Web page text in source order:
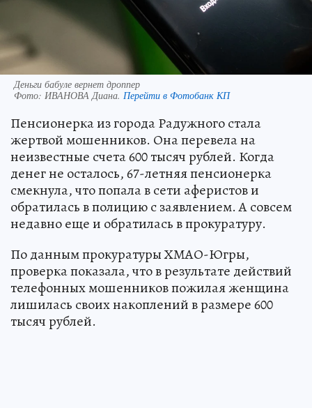
Деньги бабуле вернет дроппер
Фото: ИВАНОВА Диана. Перейти в Фотобанк КП
Пенсионерка из города Радужного стала
жертвой мошенников. Она перевела на
неизвестные счета 600 тысяч рублей. Когда
денег не осталось, 67-летняя пенсионерка
смекнула, что попала в сети аферистов и
обратилась в полицию с заявлением. А совсем
недавно еще и обратилась в прокуратуру.
По данным прокуратуры ХМАО-Югры,
проверка показала, что в результате действий
телефонных мошенников пожилая женщина
лишилась своих накоплений в размере 600
тысяч рублей.